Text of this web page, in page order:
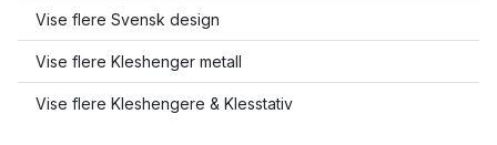
Vise flere Svensk design
Vise flere Kleshenger metall
Vise flere Kleshengere & Klesstativ